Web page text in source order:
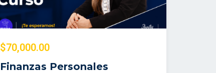
$70,000.00
Finanzas Personales